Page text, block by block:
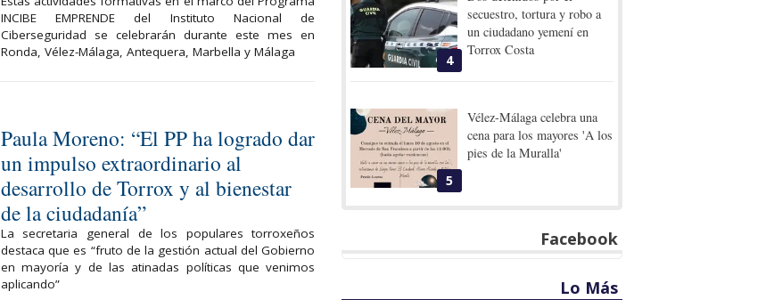
INCIBE EMPRENDE del Instituto Nacional de
Ciberseguridad se celebrarán durante este mes en
Ronda, Vélez-Málaga, Antequera, Marbella y Málaga
Paula Moreno: “El PP ha logrado dar
un impulso extraordinario al
desarrollo de Torrox y al bienestar
de la ciudadanía”
La secretaria general de los populares torroxeños
destaca que es “fruto de la gestión actual del Gobierno
en mayoría y de las atinadas políticas que venimos
aplicando”
4
secuestro, tortura y robo a
un ciudadano yemení en
Torrox Costa
5
Vélez-Málaga celebra una
cena para los mayores 'A los
pies de la Muralla'
Facebook
Lo Más